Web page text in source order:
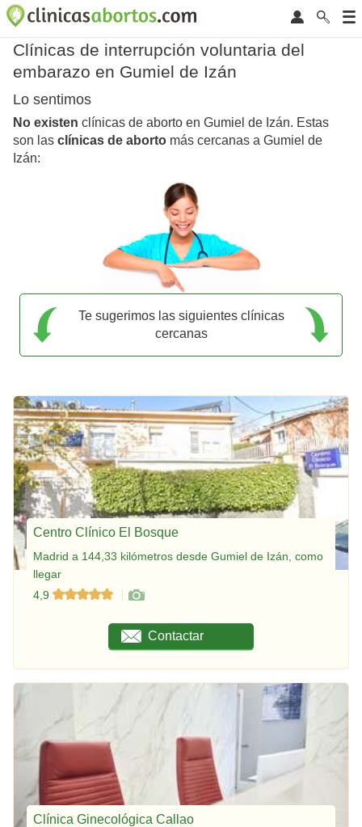
Clínicas de interrupción voluntaria del
embarazo en Gumiel de Izán
Lo sentimos
No existen clínicas de aborto en Gumiel de Izán. Estas
son las clínicas de aborto más cercanas a Gumiel de
Izán:
Te sugerimos las siguientes clínicas
cercanas
Centro Clínico El Bosque
Madrid a 144,33 kilómetros desde Gumiel de Izán, como
llegar
4,9
Contactar
Clínica Ginecológica Callao